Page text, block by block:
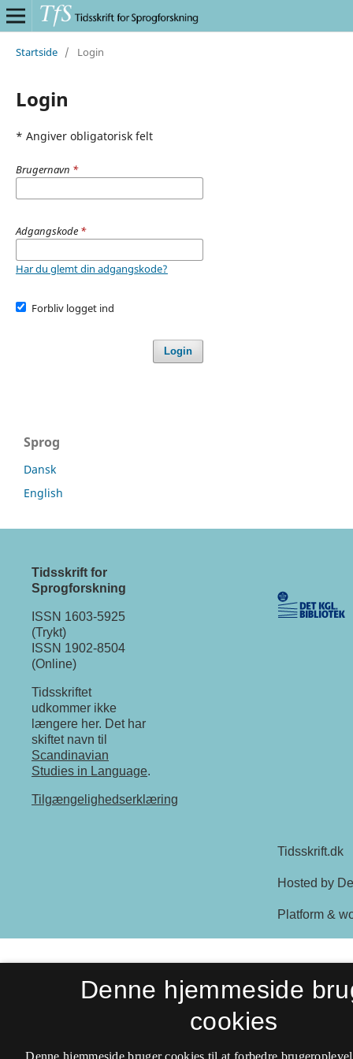
Startside / Login
Login
* Angiver obligatorisk felt
Brugernavn *
Adgangskode *
Har du glemt din adgangskode?
Forbliv logget ind
Login
Sprog
Dansk
English
Tidsskrift for
Sprogforskning
ISSN 1603-5925
(Trykt)
ISSN 1902-8504
(Online)
Tidsskriftet
udkommer ikke
længere her. Det har
skiftet navn til
Scandinavian
Studies in Language.
Tilgængelighedserklæring
Denne hjemmeside
cookies
Denne hjemmeside bruger cookies til at forbedre